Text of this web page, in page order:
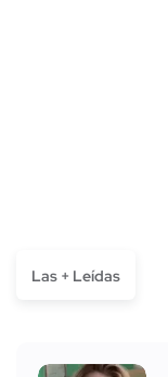
Las + Leídas